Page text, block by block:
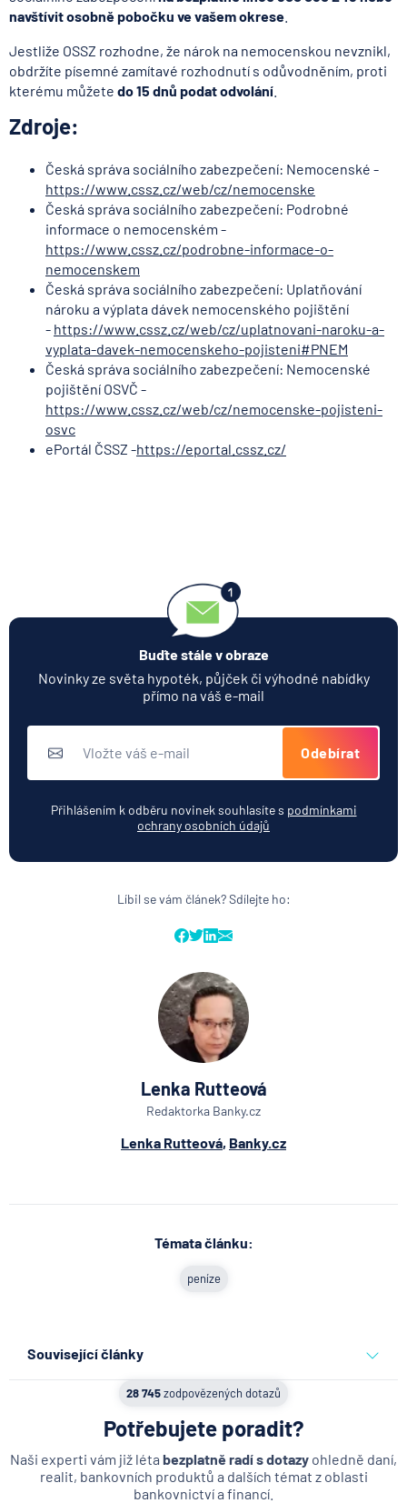
navštívit osobně pobočku ve vašem okrese
Jestliže OSSZ rozhodne, že nárok na nemocenskou nevznikl,
obdržíte písemné zamítavé rozhodnutí s odůvodněním, proti
kterému můžete do 15 dnů podat odvolání
Zdroje:
Česká správa sociálního zabezpečení: Nemocenské -
https://www.cssz.cz/web/cz/nemocenske
Česká správa sociálního zabezpečení: Podrobné
informace o nemocenském -
https://www.cssz.cz/podrobne-informace-o-
nemocenskem
Česká správa sociálního zabezpečení: Uplatňování
nároku a výplata dávek nemocenského pojištění
- https://www.cssz.cz/web/cz/uplatnovani-naroku-a-
vyplata-davek-nemocenskeho-pojisteni#PNEM
Česká správa sociálního zabezpečení: Nemocenské
pojištění OSVČ -
https://www.cssz.cz/web/cz/nemocenske-pojisteni-
osvc
ePortál ČSSZ -https://eportal.cssz.cz/
Buďte stále v obraze
Novinky ze světa hypoték, půjček či výhodné nabídky
přímo na váš e-mail
Odebírat
Přihlášením k odběru novinek souhlasíte s podmínkami
ochrany osobních údajů
Líbil se vám článek? Sdílejte ho:
Lenka Rutteová
Redaktorka Banky.cz
Lenka Rutteová, Banky.cz
Témata článku:
peníze
Související články
Co se děje po nahlášení
podvodu v Air Bank
7.8.2026 Běžný účet
28 745zodpovězených dotazů
Potřebujete poradit?
Naši experti vám již léta bezplatně radí s dotazy ohledně daní,
realit, bankovních produktů a dalších témat z oblasti
bankovnictví a financí.